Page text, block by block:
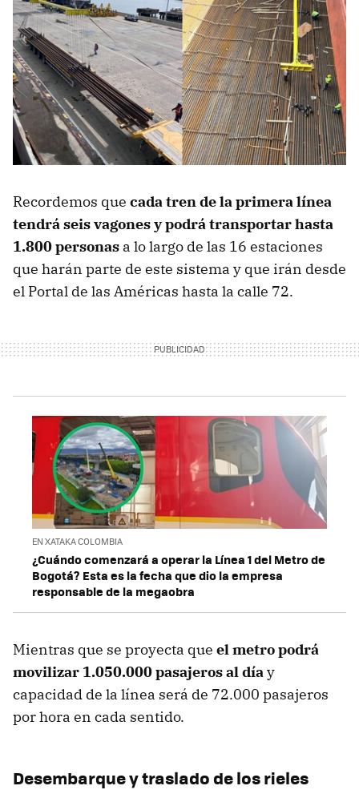
Recordemos que cada tren de la primera línea
tendrá seis vagones y podrá transportar hasta
1.800 personas a lo largo de las 16 estaciones
que harán parte de este sistema y que irán desde
el Portal de las Américas hasta la calle 72.
EN XATAKA COLOMBIA
¿Cuándo comenzará a operar la Línea 1 del Metro de
Bogotá? Esta es la fecha que dio la empresa
responsable de la megaobra
Mientras que se proyecta que el metro podrá
movilizar 1.050.000 pasajeros al díay
capacidad de la línea será de 72.000 pasajeros
por hora en cada sentido.
Desembarque y traslado de los rieles